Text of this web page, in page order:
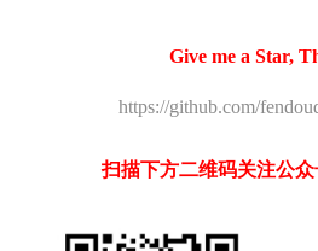
Give me a Star,
https://github.com/
扫描下方二维码关注公众